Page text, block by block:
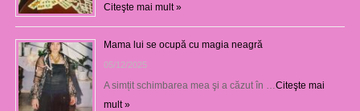
Citeşte mai mult »
Mama lui se ocupă cu magia neagră
05/12/2025
A simțit schimbarea mea şi a căzut în … Citeşte mai
mult »